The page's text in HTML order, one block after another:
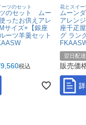
ツのセット
のセット ムー
ったお供えアレ
サイズ+【銀座
ーツ羊羹セット
9,560税込
花とスイ
ムーン
アレン
座千疋
グ ラン
翌日配達
販売価